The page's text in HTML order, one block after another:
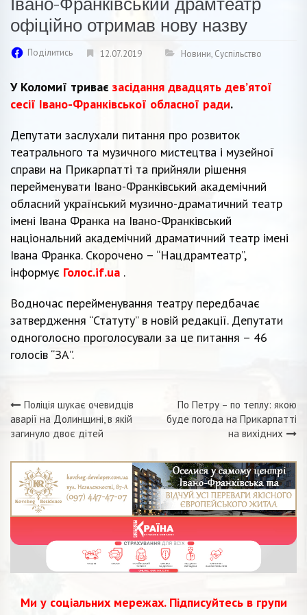
офіційно отримав нову назву
Поділитись 12.07.2019 Новини, Суспільство
У Коломиї триває засідання двадцять дев’ятої
сесії Івано-Франківської обласної ради.
Депутати заслухали питання про розвиток
театрального та музичного мистецтва і музейної
справи на Прикарпатті та прийняли рішення
перейменувати Івано-Франківський академічний
обласний український музично-драматичний театр
імені Івана Франка на Івано-Франківський
національний академічний драматичний театр імені
Івана Франка. Скорочено – “Нацдрамтеатр”,
інформує Голос.if.ua .
Водночас перейменування театру передбачає
затвердження “Статуту” в новій редакції. Депутати
одноголосно проголосували за це питання – 46
голосів “ЗА”.
Навігація
Поліція шукає очевидців
аварії на Долинщині, в якій
загинуло двоє дітей
По Петру – по теплу: якою
буде погода на Прикарпатті
на вихідних
Ми у соціальних мережах. Підписуйтесь в групи